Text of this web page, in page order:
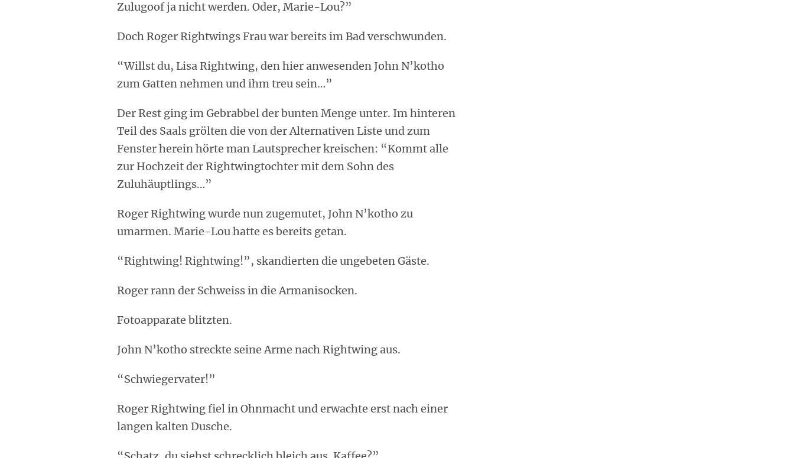
Zulugoof ja nicht werden. Oder, Marie-Lou?”
Doch Roger Rightwings Frau war bereits im Bad verschwunden.
“Willst du, Lisa Rightwing, den hier anwesenden John N’kotho
zum Gatten nehmen und ihm treu sein…”
Der Rest ging im Gebrabbel der bunten Menge unter. Im hinteren
Teil des Saals grölten die von der Alternativen Liste und zum
Fenster herein hörte man Lautsprecher kreischen: “Kommt alle
zur Hochzeit der Rightwingtochter mit dem Sohn des
Zuluhäuptlings…”
Roger Rightwing wurde nun zugemutet, John N’kotho zu
umarmen. Marie-Lou hatte es bereits getan.
“Rightwing! Rightwing!”, skandierten die ungebeten Gäste.
Roger rann der Schweiss in die Armanisocken.
Fotoapparate blitzten.
John N’kotho streckte seine Arme nach Rightwing aus.
“Schwiegervater!”
Roger Rightwing fiel in Ohnmacht und erwachte erst nach einer
langen kalten Dusche.